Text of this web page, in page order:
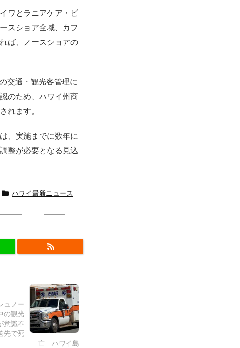
ワとラニアケア・ビ
スショア全域、 カフ
ば、
ノースショアの
交通・ 観光客管理に
のため、ハワイ州商
れます。
、 実施までに数年に
整が必要となる見込
ハワイ最新ニュース
ュノー
の観光
意識不
で死
亡 ハワイ島